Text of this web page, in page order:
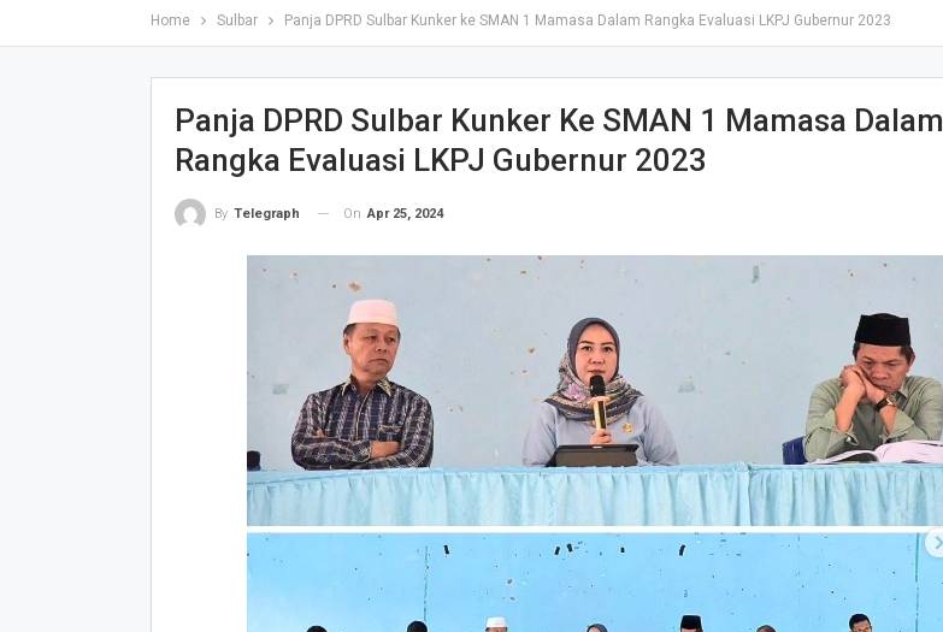
Home Sulbar Panja DPRD Sulbar Kunker ke SMAN 1 Mamasa Dalam Rangka Evaluasi LKPJ Gubernur 2023
Panja DPRD Sulbar Kunker Ke SMAN 1 Mamasa Dalam
Rangka Evaluasi LKPJ Gubernur 2023
By Telegraph On Apr 25, 2024